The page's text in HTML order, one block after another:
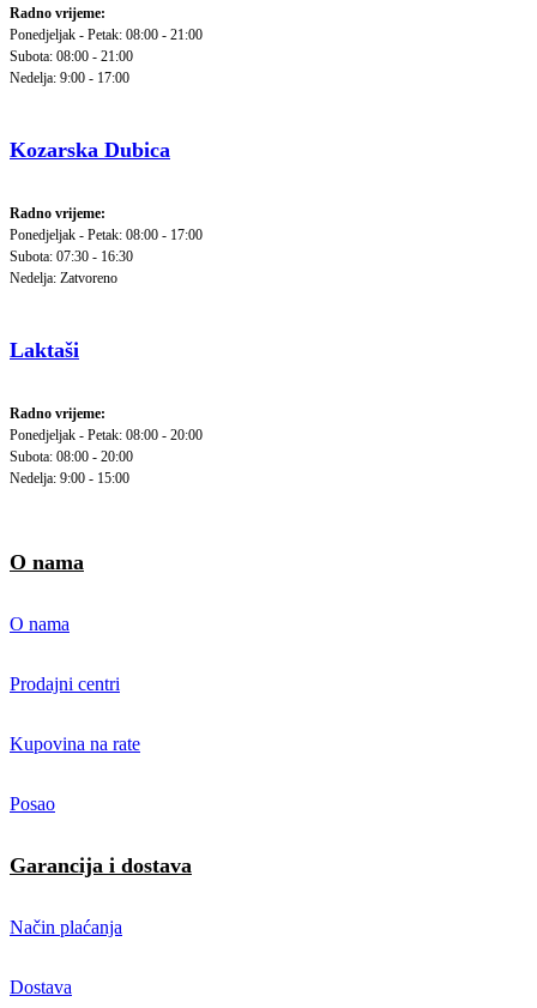
Radno vrijeme:
Ponedjeljak - Petak: 08:00 - 21:00
Subota: 08:00 - 21:00
Nedelja: 9:00 - 17:00
Kozarska Dubica
Radno vrijeme:
Ponedjeljak - Petak: 08:00 - 17:00
Subota: 07:30 - 16:30
Nedelja: Zatvoreno
Laktaši
Radno vrijeme:
Ponedjeljak - Petak: 08:00 - 20:00
Subota: 08:00 - 20:00
Nedelja: 9:00 - 15:00
O nama
O nama
Prodajni centri
Kupovina na rate
Posao
Garancija i dostava
Način plaćanja
Dostava